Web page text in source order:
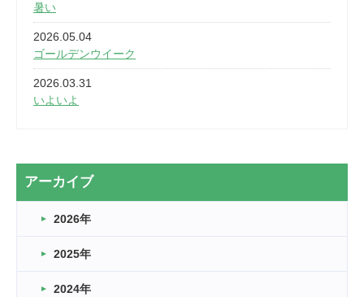
暑い
2026.05.04
ゴールデンウイーク
2026.03.31
いよいよ
2026.03.20
なぎなた
2026.03.16
車いすバスケとRくんのお話
アーカイブ
2026年
2025年
2024年